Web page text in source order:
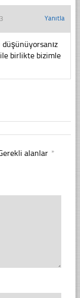
Yanıtla
birlikte bizimle
alanlar *